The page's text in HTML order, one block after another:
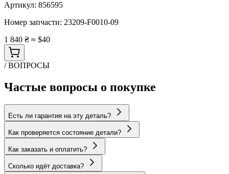
Артикул: 856595
Номер запчасти: 23209-F0010-09
1 840 ₴ ≈ $40
/ ВОПРОСЫ
Частые вопросы о покупке
Есть ли гарантия на эту деталь?
Как проверяется состояние детали?
Как заказать и оплатить?
Сколько идёт доставка?